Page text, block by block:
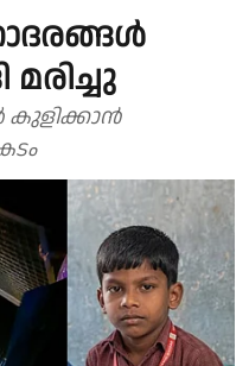
കുളിക്കാൻ